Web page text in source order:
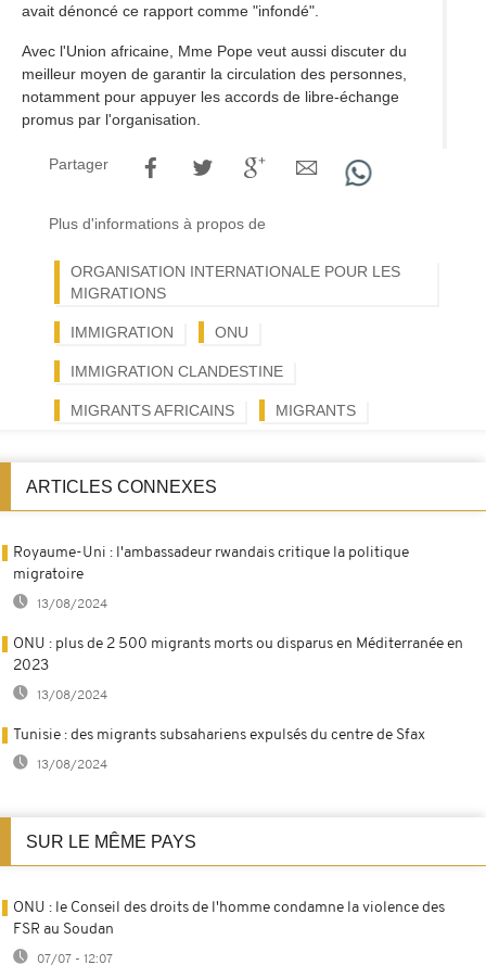
avait dénoncé ce rapport comme "infondé".
Avec l'Union africaine, Mme Pope veut aussi discuter du
meilleur moyen de garantir la circulation des personnes,
notamment pour appuyer les accords de libre-échange
promus par l'organisation.
Partager
Plus d'informations à propos de
ORGANISATION INTERNATIONALE POUR LES
MIGRATIONS
IMMIGRATION ONU
IMMIGRATION CLANDESTINE
MIGRANTS AFRICAINS MIGRANTS
ARTICLES CONNEXES
Royaume-Uni : l'ambassadeur rwandais critique la politique
migratoire
13/08/2024
ONU : plus de 2 500 migrants morts ou disparus en Méditerranée en
2023
13/08/2024
Tunisie : des migrants subsahariens expulsés du centre de Sfax
13/08/2024
SUR LE MÊME PAYS
ONU : le Conseil des droits de l'homme condamne la violence des
FSR au Soudan
07/07 - 12:07